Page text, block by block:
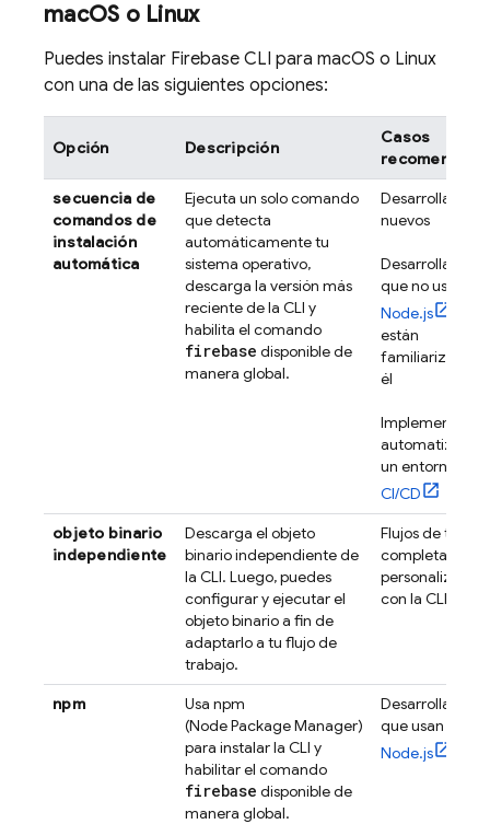
macOS o Linux
Puedes instalar Firebase CLI para macOS o Linux
con una de las siguientes opciones:
Opción Descripción
Casos
secuencia de
comandos de
instalación
automática
Ejecuta un solo comando
que detecta
automáticamente tu
sistema operativo,
descarga la versión más
reciente de la CLI y
habilita el comando
firebase disponible de
manera global.
Desarrolladores
nuevos
Desarrolladores
que no usan
Node.js
están
familiarizados
él
automatizadas
un entorno de
CI/CD
objeto binario
independiente
Descarga el objeto
binario independiente de
la CLI. Luego, puedes
configurar y ejecutar el
objeto binario a fin de
adaptarlo a tu flujo de
trabajo.
Flujos de
personalizables
con la CLI
npm
Usa npm
(Node Package Manager)
para instalar la CLI y
habilitar el comando
firebase disponible de
manera global.
Desarrolladores
que usan
Node.js